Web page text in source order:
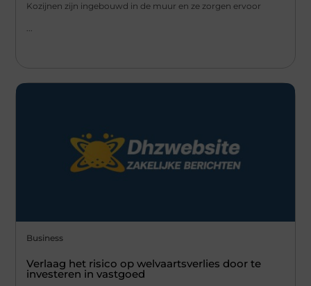
Kozijnen zijn ingebouwd in de muur en ze zorgen ervoor
...
Business
Verlaag het risico op welvaartsverlies door te
investeren in vastgoed